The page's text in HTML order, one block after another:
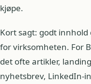
kjøpe.
Kort sagt: godt
for virksomheten. For
det ofte artikler,
nyhetsbrev, LinkedIn-